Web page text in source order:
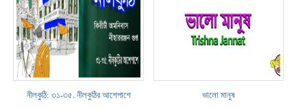
নীলকুঠি: ৩১-৩৫. নীলকুঠির আশেপাশে ভালো মানুষ